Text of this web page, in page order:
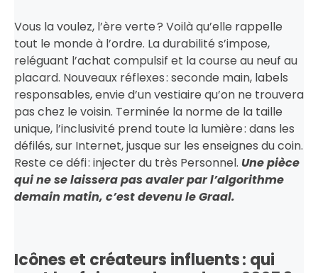
Vous la voulez, l’ère verte ? Voilà qu’elle rappelle
tout le monde à l’ordre. La durabilité s’impose,
reléguant l’achat compulsif et la course au neuf au
placard. Nouveaux réflexes : seconde main, labels
responsables, envie d’un vestiaire qu’on ne trouvera
pas chez le voisin. Terminée la norme de la taille
unique, l’inclusivité prend toute la lumière : dans les
défilés, sur Internet, jusque sur les enseignes du coin.
Reste ce défi : injecter du très Personnel. Une pièce
qui ne se laissera pas avaler par l’algorithme
demain matin, c’est devenu le Graal.
Icônes et créateurs influents : qui